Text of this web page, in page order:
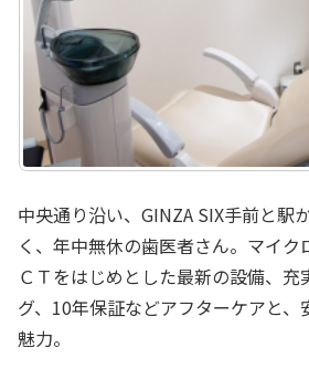
中央通り沿い、GINZA SIX手前と駅
く、年中無休の歯医者さん。マイク
ＣＴをはじめとした最新の設備、充
グ、10年保証などアフターケアと
魅力。